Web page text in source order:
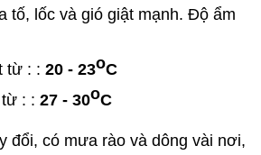
tố, lốc và gió giật mạnh. Độ ẩm
từ : : 20 - 23oC
: : 27 - 30oC
đổi, có mưa rào và dông vài nơi,